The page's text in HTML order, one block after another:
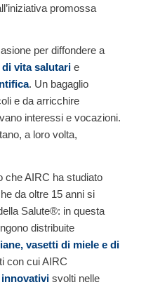
promossa
per diffondere a
vita salutarie
. Un bagaglio
e da arricchire
interessi e vocazioni.
a loro volta,
che AIRC ha studiato
da oltre 15 anni si
Salute®: in questa
distribuite
vasetti di miele e di
con cui AIRC
svolti nelle